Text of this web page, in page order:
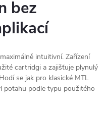
bez
intuitivní. Zařízení
cartridgi a zajišťuje plynulý
se jak pro klasické MTL
potahu podle typu použitého